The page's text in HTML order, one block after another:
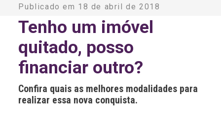
t
r
n
t
v
:
Publicado em 18 de abril de 2018
Tenho um imóvel
quitado, posso
financiar outro?
Confira quais as melhores modalidades para
realizar essa nova conquista.